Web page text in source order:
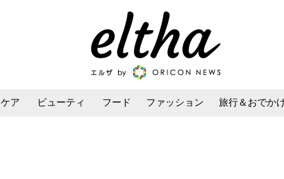
ア ビューティ フード ファッション 旅行＆おでか